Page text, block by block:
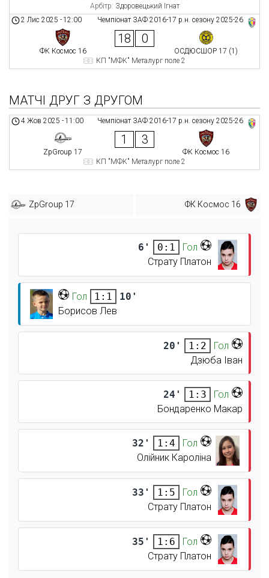
Арбітр: Здоровецький Ігнат
Чемпіонат ЗАФ 2016-17 р.н. сезону 2025-26
2 Лис 2025 -12:00
ФК Космос 16
18 0
ОСДЮСШОР 17 (1)
КП "МФК" Металург поле 2
МАТЧІ ДРУГ З ДРУГОМ
Чемпіонат ЗАФ 2016-17 р.н. сезону 2025-26
4 Жов 2025 -11:00
ZpGroup 17
1 3
ФК Космос 16
КП "МФК" Металург поле 2
ZpGroup 17 ФК Космос 16
6' 0:1
Гол
Страту Платон
Гол 1:1
10'
Борисов Лев
20' 1:2
Гол
Дзюба Іван
24' 1:3
Гол
Бондаренко Макар
32' 1:4
Гол
Олійник Кароліна
33' 1:5
Гол
Страту Платон
35' 1:6
Гол
Страту Платон